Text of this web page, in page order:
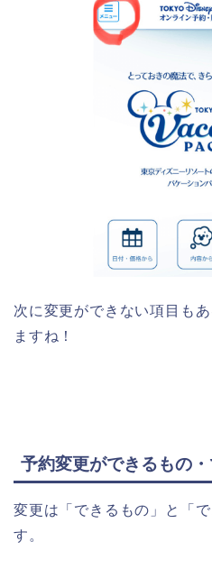
次に変更ができない項目も
ますね！
予約変更ができるもの
変更は「できるもの」と「
す。